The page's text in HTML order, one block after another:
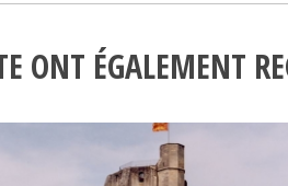
ONT ÉGALEMENT